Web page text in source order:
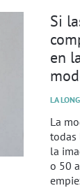
Si
en
LA
La
todas
la
o 50